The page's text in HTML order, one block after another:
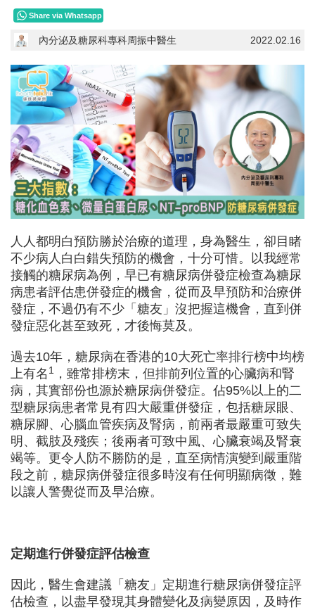
Share via Whatsapp
2022.02.16
內分泌及糖尿科專科周振中醫生
人人都明白預防勝於治療的道理，身為醫生，卻目睹
不少病人白白錯失預防的機會，十分可惜。以我經常
接觸的糖尿病為例，早已有糖尿病併發症檢查為糖尿
病患者評估患併發症的機會，從而及早預防和治療併
發症，不過仍有不少「糖友」沒把握這機會，直到併
發症惡化甚至致死，才後悔莫及。
過去10年，糖尿病在香港的10大死亡率排行榜中均榜
上有名 1
，雖常排榜末，但排前列位置的心臟病和腎
病，其實部份也源於糖尿病併發症。佔95%以上的二
型糖尿病患者常見有四大嚴重併發症，包括糖尿眼、
糖尿腳、心腦血管疾病及腎病，前兩者最嚴重可致失
明、截肢及殘疾；後兩者可致中風、心臟衰竭及腎衰
竭等。更令人防不勝防的是，直至病情演變到嚴重階
段之前，糖尿病併發症很多時沒有任何明顯病徵，難
以讓人警覺從而及早治療。
定期進行併發症評估檢查
因此，醫生會建議「糖友」定期進行糖尿病併發症評
估檢查，以盡早發現其身體變化及病變原因，及時作